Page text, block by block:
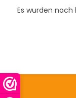
Es wurden